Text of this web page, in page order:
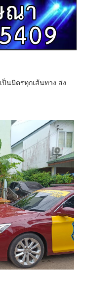
นมิตรทุกเส้นทาง ส่ง